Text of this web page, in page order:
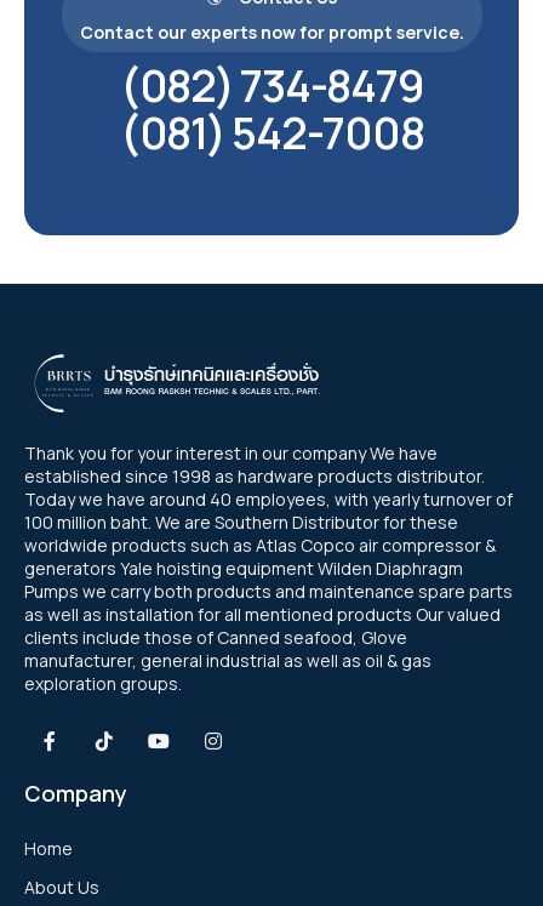
Contact our experts now for prompt service.
(082) 734-8479
(081) 542-7008
Thank you for your interest in our company We have
established since 1998 as hardware products distributor.
Today we have around 40 employees, with yearly turnover of
100 million baht. We are Southern Distributor for these
worldwide products such as Atlas Copco air compressor &
generators Yale hoisting equipment Wilden Diaphragm
Pumps we carry both products and maintenance spare parts
as well as installation for all mentioned products Our valued
clients include those of Canned seafood, Glove
manufacturer, general industrial as well as oil & gas
exploration groups.
Company
Home
About Us